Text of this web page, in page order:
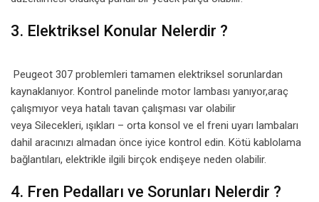
3. Elektriksel Konular Nelerdir ?
Peugeot 307 problemleri tamamen elektriksel sorunlardan
kaynaklanıyor. Kontrol panelinde motor lambası yanıyor,araç
çalışmıyor veya hatalı tavan çalışması var olabilir
veya Silecekleri, ışıkları – orta konsol ve el freni uyarı lambaları
dahil aracınızı almadan önce iyice kontrol edin. Kötü kablolama
bağlantıları, elektrikle ilgili birçok endişeye neden olabilir.
4. Fren Pedalları ve Sorunları Nelerdir ?